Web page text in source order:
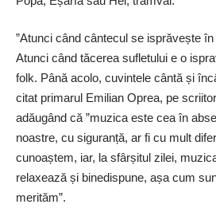
”Atunci când cântecul se isprăvește
Atunci când tăcerea sufletului e o
folk. Până acolo, cuvintele cântă și
citat primarul Emilian Oprea, pe
adăugând că ”muzica este cea în
noastre, cu siguranță, ar fi cu mult
cunoaștem, iar, la sfârșitul zilei,
relaxează și binedispune, așa cum
merităm”.